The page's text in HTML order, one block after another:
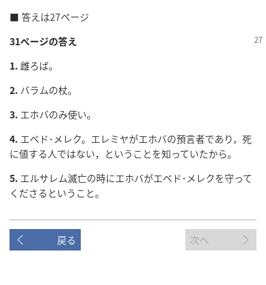
■ 答えは27ページ
31ページの答え
1. 雌ろば。
2. バラムの杖。
3. エホバのみ使い。
4. エベド･メレク。エレミヤがエホバの預言者であり，死
に値する人ではない，ということを知っていたから。
5. エルサレム滅亡の時にエホバがエベド･メレクを守って
くださるということ。
戻る 次へ